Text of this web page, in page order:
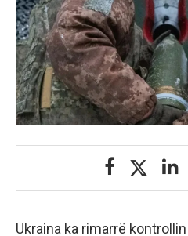
Ukraina ka rimarrë